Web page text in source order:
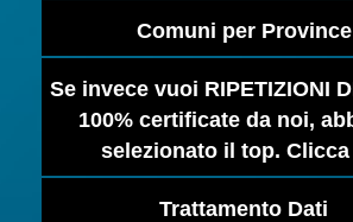
Comuni per Province
Se invece vuoi RIPETIZIONI
100% certificate da noi,
selezionato il top.
Trattamento Dati